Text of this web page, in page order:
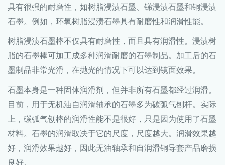
具有很强的耐磨性，如树脂浸渍石墨、锑浸渍石墨和铜浸渍
石墨。例如，环氧树脂浸渍石墨具有耐磨性和润滑性能。
树脂浸渍石墨棒不仅具有耐磨性，而且具有润滑性。浸渍树
脂的石墨棒可加工成多种润滑耐磨的石墨制品。加工后的石
墨制品非常光滑，在抛光的情况下可以达到镜面效果。
石墨本身是一种固体润滑剂，但并非所有石墨都经过润滑。
目前，用于无机油自润滑轴承的石墨多为碳弧气刨杆。实际
上，碳弧气刨棒的润滑性能不是很好，只是因为使用了石墨
材料。石墨的润滑取决于它的尺度，尺度越大。润滑效果越
好，润滑效果越好，因此无油轴承和自润滑铜导套产品磨损